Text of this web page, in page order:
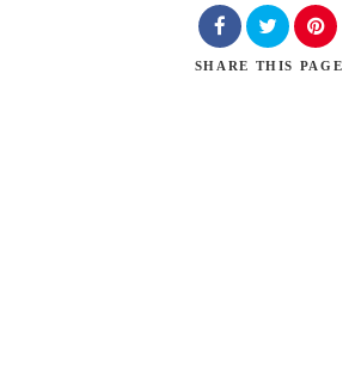
SHARE THIS PAGE